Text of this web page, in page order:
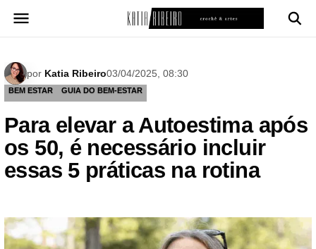
para
por Katia Ribeiro03/04/2025, 08:30
BEM ESTAR GUIA DO BEM-ESTAR
Para elevar a Autoestima após
os 50, é necessário incluir
essas 5 práticas na rotina